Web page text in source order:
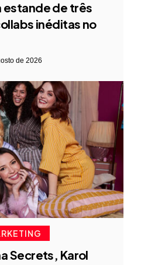
estande de três
inéditas no
de 2026
Secrets, Karol